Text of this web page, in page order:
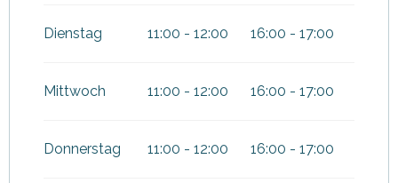
Dienstag 11:00 - 12:00 16:00 - 17:00
Mittwoch 11:00 - 12:00 16:00 - 17:00
Donnerstag 11:00 - 12:00 16:00 - 17:00